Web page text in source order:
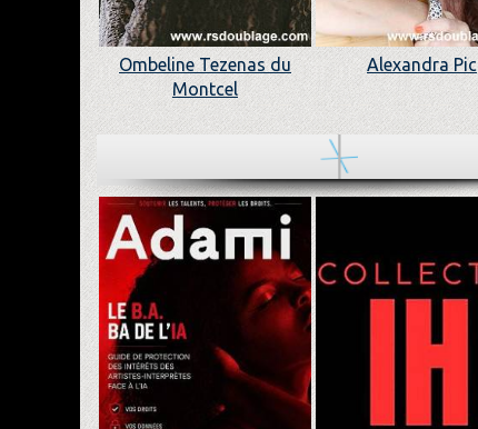
Ombeline Tezenas du
Montcel
Alexandra Pic